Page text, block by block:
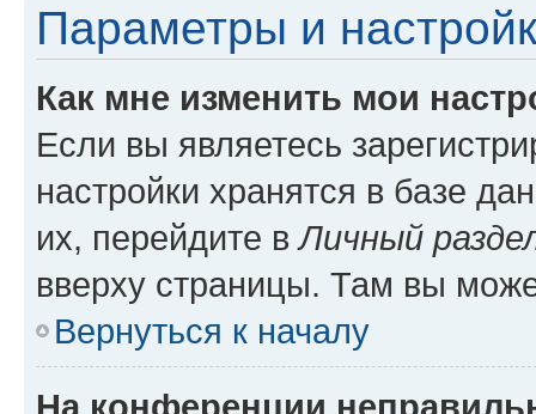
Параметры и
Как мне изменить мои
Если вы являетесь
настройки хранятся в базе
их, перейдите вЛичный
вверху страницы. Там вы
Вернуться к началу
На конференции